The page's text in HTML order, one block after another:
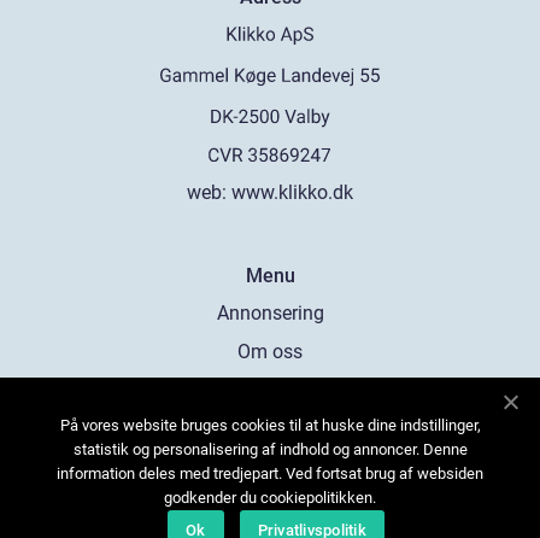
web: www.klikko.dk
Menu
Annonsering
Om oss
Kontakta oss
Sitemap
På vores website bruges cookies til at huske dine indstillinger,
statistik og personalisering af indhold og annoncer. Denne
information deles med tredjepart. Ved fortsat brug af websiden
godkender du cookiepolitikken.
Ok
Privatlivspolitik